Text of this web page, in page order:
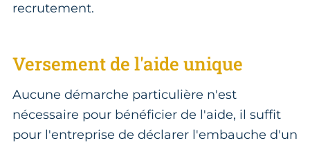
recrutement.
Versement de l'aide unique
Aucune démarche particulière n'est
nécessaire pour bénéficier de l'aide, il suffit
pour l'entreprise de déclarer l'embauche d'un